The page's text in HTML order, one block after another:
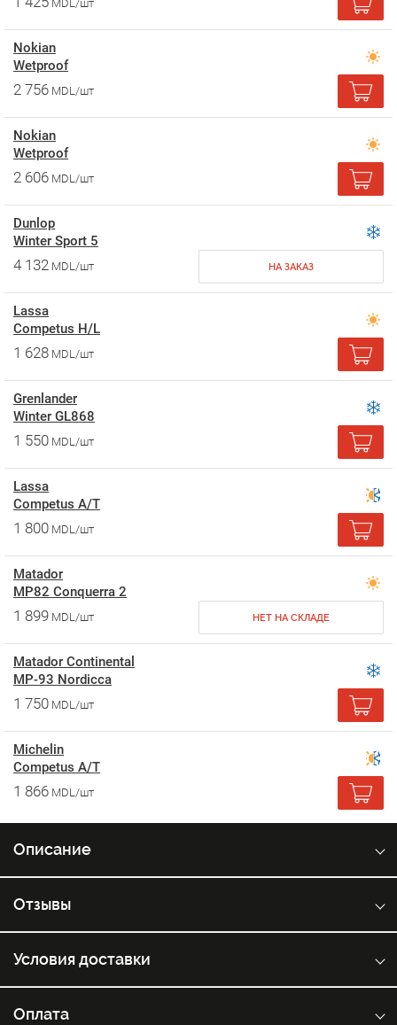
MDL/шт
Nokian
Wetproof
2 756 MDL/шт
Nokian
Wetproof
2 606 MDL/шт
Dunlop
Winter Sport 5
4 132 MDL/шт НА ЗАКАЗ
Lassa
Competus H/L
1 628 MDL/шт
Grenlander
Winter GL868
1 550 MDL/шт
Lassa
Competus A/T
1 800 MDL/шт
Matador
MP82 Conquerra 2
1 899 MDL/шт НЕТ НА СКЛАДЕ
Matador Continental
MP-93 Nordicca
1 750 MDL/шт
Michelin
Competus A/T
1 866 MDL/шт
Описание
Отзывы
Условия доставки
Оплата